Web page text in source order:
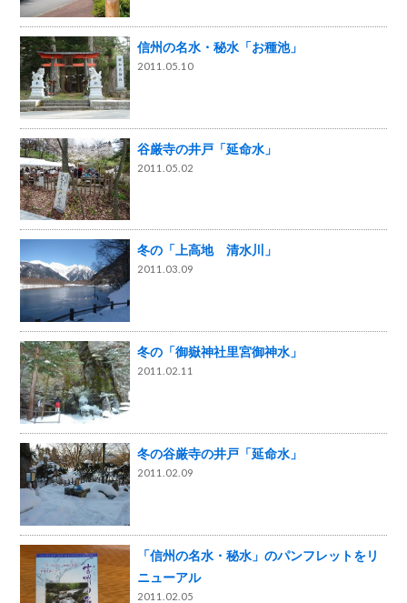
信州の名水・秘水「お種池」
2011.05.10
谷厳寺の井戸「延命水」
2011.05.02
冬の「上高地 清水川」
2011.03.09
冬の「御嶽神社里宮御神水」
2011.02.11
冬の谷厳寺の井戸「延命水」
2011.02.09
「信州の名水・秘水」のパンフレットをリ
ニューアル
2011.02.05